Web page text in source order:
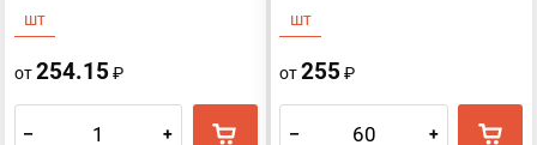
шт
от254.15 ₽
– +
шт
от255 ₽
– +